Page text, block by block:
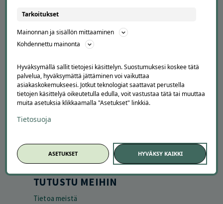
APUA JA NEUVOJA
Peruuta tilaus
Usein kysytyt kysymykset
Suosittele Offerillaa
TUTUSTU MEIHIN
Tietoa meistä
Tarkoitukset
Mainonnan ja sisällön mittaaminen
Kohdennettu mainonta
Hyväksymällä sallit tietojesi käsittelyn. Suostumuksesi koskee tätä
palvelua, hyväksymättä jättäminen voi vaikuttaa
asiakaskokemukseesi. Jotkut teknologiat saattavat perustella
tietojen käsittelyä oikeutetulla edulla, voit vastustaa tätä tai muuttaa
muita asetuksia klikkaamalla "Asetukset" linkkiä.
Tietosuoja
ASETUKSET HYVÄKSY KAIKKI